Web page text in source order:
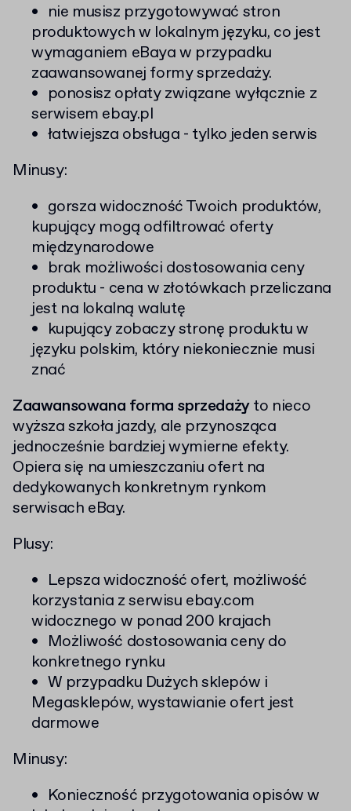
nie musisz przygotowywać stron
produktowych w lokalnym języku, co jest
wymaganiem eBaya w przypadku
zaawansowanej formy sprzedaży.
ponosisz opłaty związane wyłącznie z
serwisem ebay.pl
łatwiejsza obsługa - tylko jeden serwis
Minusy:
gorsza widoczność Twoich produktów,
kupujący mogą odfiltrować oferty
międzynarodowe
brak możliwości dostosowania ceny
produktu - cena w złotówkach przeliczana
jest na lokalną walutę
kupujący zobaczy stronę produktu w
języku polskim, który niekoniecznie musi
znać
Zaawansowana forma sprzedażyto nieco
wyższa szkoła jazdy, ale przynosząca
jednocześnie bardziej wymierne efekty.
Opiera się na umieszczaniu ofert na
dedykowanych konkretnym rynkom
serwisach eBay.
Plusy:
Lepsza widoczność ofert, możliwość
korzystania z serwisu ebay.com
widocznego w ponad 200 krajach
Możliwość dostosowania ceny do
konkretnego rynku
W przypadku Dużych sklepów i
Megasklepów, wystawianie ofert jest
darmowe
Minusy:
Konieczność przygotowania opisów w